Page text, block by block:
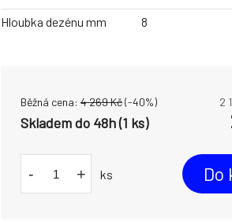
Hloubka dezénu mm
8
Běžná cena: 4 269Kč(-40%) 2
Skladem do 48h (1 ks)
- + ks Do